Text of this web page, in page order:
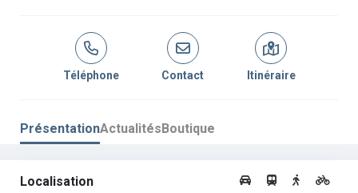
Téléphone Contact Itinéraire
PrésentationActualitésBoutique
Localisation